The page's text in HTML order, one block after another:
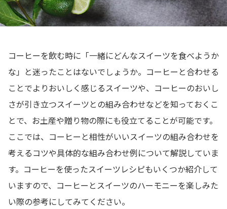
コーヒーを飲む時に「一緒にどんなスイーツを食べようか
な」と迷ったことはないでしょうか。コーヒーと合わせる
ことでよりおいしく感じるスイーツや、コーヒーのおいし
さが引き立つスイーツとの組み合わせなどを知っておくこ
とで、お土産や贈り物の際にも役立てることが可能です。
ここでは、コーヒーと相性がいいスイーツの組み合わせを
考えるコツや具体的な組み合わせ例について解説していま
す。コーヒーを使ったスイーツレシピもいくつか紹介して
いますので、コーヒーとスイーツのハーモニーを楽しみた
い際の参考にしてみてください。